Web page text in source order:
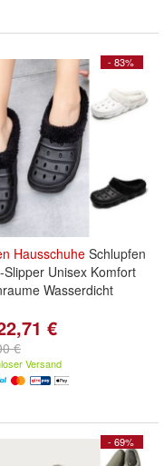
- 83%
Hausschuhe Schlupfen
Slipper Unisex Komfort
Wasserdicht
€
€
Versand
- 69%